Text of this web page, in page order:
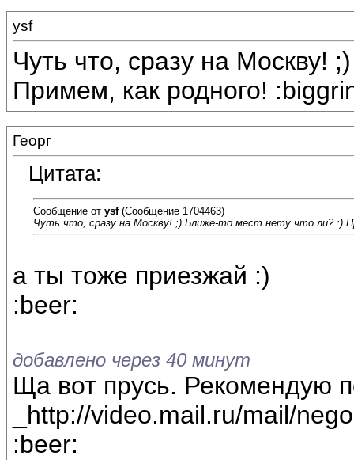
ysf
Чуть что, сразу на Москву!
Примем, как родного!
Георг
Цитата:
Сообщение от ysf(Сообщение 1704463)
Чуть что, сразу на Москву! ;) Ближе-то мест нету что ли? :)
а ты тоже приезжай :)
:beer:
добавлено через 40 минут
Ща вот прусь. Рекомендую
_http://video.mail.ru/mail/
:beer: